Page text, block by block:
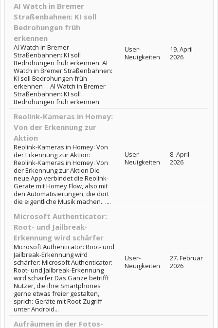
AI Watch in Bremer
Straßenbahnen: KI soll
Bedrohungen früh
erkennen
AI Watch in Bremer
Straßenbahnen: KI soll
Bedrohungen früh erkennen: AI
Watch in Bremer Straßenbahnen:
KI soll Bedrohungen früh
erkennen . . AI Watch in Bremer
Straßenbahnen: KI soll
Bedrohungen früh erkennen
User-
Neuigkeiten
19. April
2026
Reolink-Kameras in Homey:
Von der Erkennung zur
Aktion
Reolink-Kameras in Homey: Von
der Erkennung zur Aktion:
Reolink-Kameras in Homey: Von
der Erkennung zur Aktion Die
neue App verbindet die Reolink-
Geräte mit Homey Flow, also mit
den Automatisierungen, die dort
die eigentliche Musik machen.. ....
User-
Neuigkeiten
8. April
2026
Microsoft Authenticator:
Root- und Jailbreak-
Erkennung wird schärfer
Microsoft Authenticator: Root- und
Jailbreak-Erkennung wird
schärfer: Microsoft Authenticator:
Root- und Jailbreak-Erkennung
wird schärfer Das Ganze betrifft
Nutzer, die ihre Smartphones
gerne etwas freier gestalten,
sprich: Geräte mit Root-Zugriff
unter Android...
User-
Neuigkeiten
27. Februar
2026
Aufräumen in der Fotos-